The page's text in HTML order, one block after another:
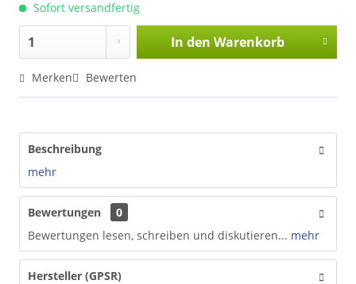
Sofort versandfertig
In den Warenkorb
Merken Bewerten
Beschreibung
mehr
Bewertungen
0
Bewertungen lesen, schreiben und diskutieren... mehr
Hersteller (GPSR)